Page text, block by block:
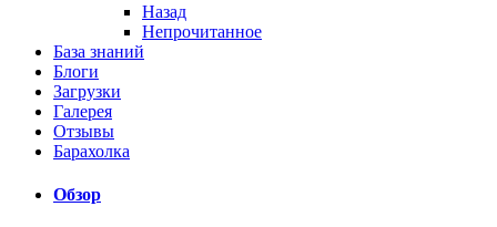
Назад
Непрочитанное
База знаний
Блоги
Загрузки
Галерея
Отзывы
Барахолка
Обзор